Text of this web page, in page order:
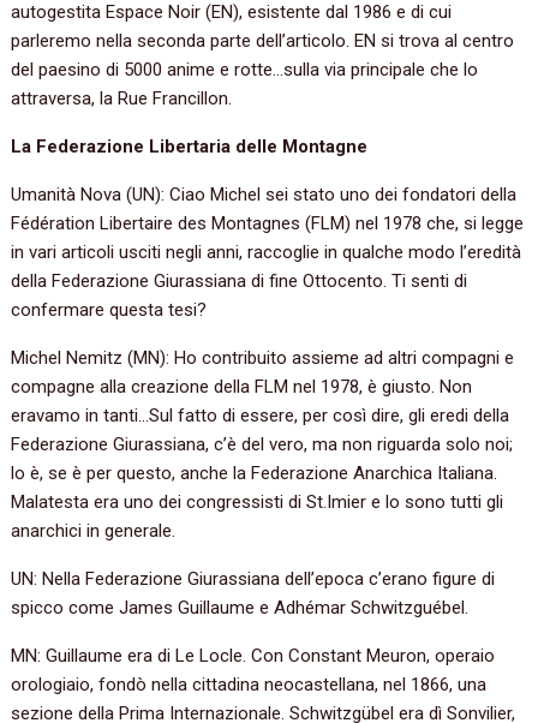
autogestita Espace Noir (EN), esistente dal 1986 e di cui
parleremo nella seconda parte dell’articolo. EN si trova al centro
del paesino di 5000 anime e rotte…sulla via principale che lo
attraversa, la Rue Francillon.
La Federazione Libertaria delle Montagne
Umanità Nova (UN): Ciao Michel sei stato uno dei fondatori della
Fédération Libertaire des Montagnes (FLM) nel 1978 che, si legge
in vari articoli usciti negli anni, raccoglie in qualche modo l’eredità
della Federazione Giurassiana di fine Ottocento. Ti senti di
confermare questa tesi?
Michel Nemitz (MN): Ho contribuito assieme ad altri compagni e
compagne alla creazione della FLM nel 1978, è giusto. Non
eravamo in tanti…Sul fatto di essere, per così dire, gli eredi della
Federazione Giurassiana, c’è del vero, ma non riguarda solo noi;
lo è, se è per questo, anche la Federazione Anarchica Italiana.
Malatesta era uno dei congressisti di St.Imier e lo sono tutti gli
anarchici in generale.
UN: Nella Federazione Giurassiana dell’epoca c’erano figure di
spicco come James Guillaume e Adhémar Schwitzguébel.
MN: Guillaume era di Le Locle. Con Constant Meuron, operaio
orologiaio, fondò nella cittadina neocastellana, nel 1866, una
sezione della Prima Internazionale. Schwitzgübel era dì Sonvilier,